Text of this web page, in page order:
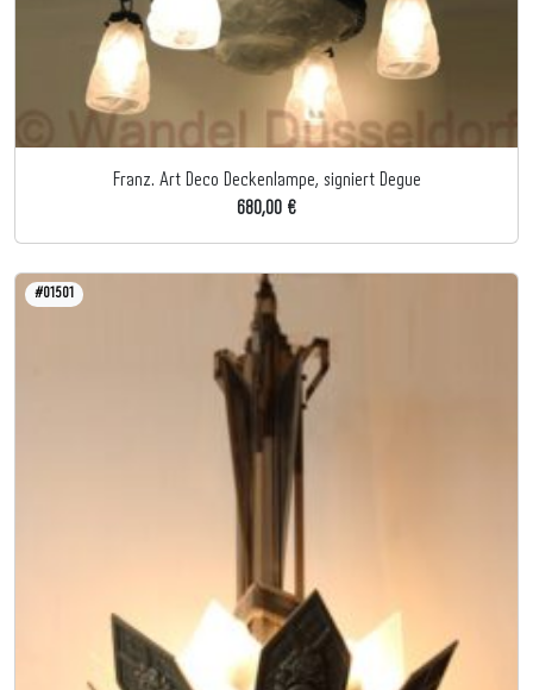
Franz. Art Deco Deckenlampe, signiert Degue
680,00 €
#01501